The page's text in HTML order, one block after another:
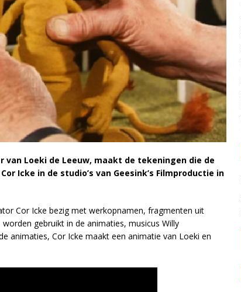
van Loeki de Leeuw, maakt de tekeningen die de
Icke in de studio’s van Geesink’s Filmproductie in
Cor Icke bezig met werkopnamen, fragmenten uit
gebruikt in de animaties, musicus Willy
animaties, Cor Icke maakt een animatie van Loeki en